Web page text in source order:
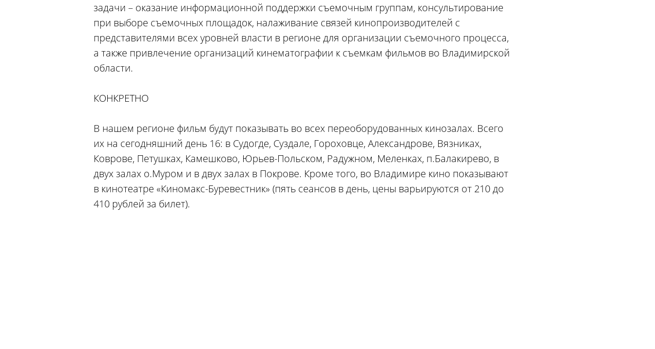
задачи – оказание информационной поддержки съемочным группам, консультирование
при выборе съемочных площадок, налаживание связей кинопроизводителей с
представителями всех уровней власти в регионе для организации съемочного процесса,
а также привлечение организаций кинематографии к съемкам фильмов во Владимирской
области.
КОНКРЕТНО
В нашем регионе фильм будут показывать во всех переоборудованных кинозалах. Всего
их на сегодняшний день 16: в Судогде, Суздале, Гороховце, Александрове, Вязниках,
Коврове, Петушках, Камешково, Юрьев-Польском, Радужном, Меленках, п.Балакирево, в
двух залах о.Муром и в двух залах в Покрове. Кроме того, во Владимире кино показывают
в кинотеатре «Киномакс-Буревестник» (пять сеансов в день, цены варьируются от 210 до
410 рублей за билет).